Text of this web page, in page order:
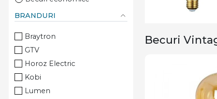
BRANDURI
Braytron
GTV
Horoz Electric
Kobi
Lumen
Becuri